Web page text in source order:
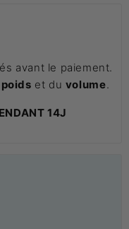
avant le paiement.
poids et du volume
14J